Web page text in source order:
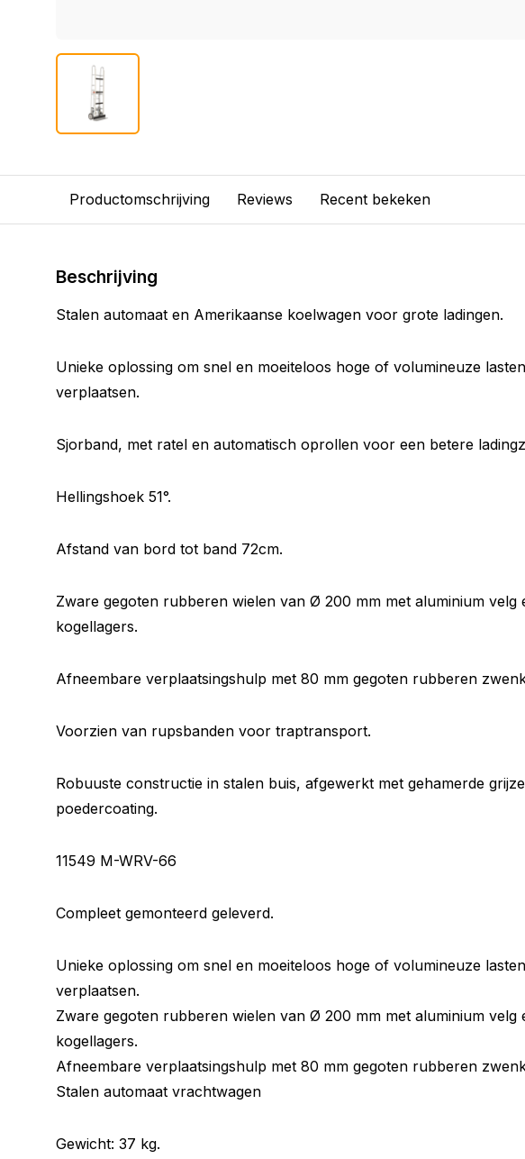
Productomschrijving Reviews Recent bekeken
Beschrijving
Stalen automaat en Amerikaanse koelwagen voor grote ladingen.
Unieke oplossing om snel en moeiteloos hoge of volumineuze
verplaatsen.
Sjorband, met ratel en automatisch oprollen voor een betere
Hellingshoek 51°.
Afstand van bord tot band 72cm.
Zware gegoten rubberen wielen van Ø 200 mm met aluminium velg
kogellagers.
Afneembare verplaatsingshulp met 80 mm gegoten rubberen
Voorzien van rupsbanden voor traptransport.
Robuuste constructie in stalen buis, afgewerkt met gehamerde grijze
poedercoating.
11549 M-WRV-66
Compleet gemonteerd geleverd.
Unieke oplossing om snel en moeiteloos hoge of volumineuze
verplaatsen.
Zware gegoten rubberen wielen van Ø 200 mm met aluminium velg
kogellagers.
Afneembare verplaatsingshulp met 80 mm gegoten rubberen
Stalen automaat vrachtwagen
Gewicht: 37 kg.